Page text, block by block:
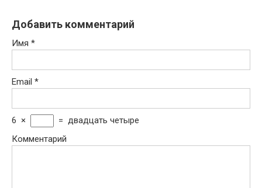
Добавить комментарий
Имя *
Email *
6 × = двадцать четыре
Комментарий